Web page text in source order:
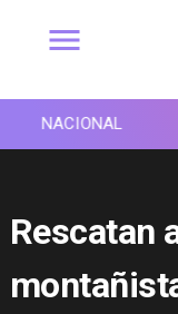
NACIONAL
Rescatan